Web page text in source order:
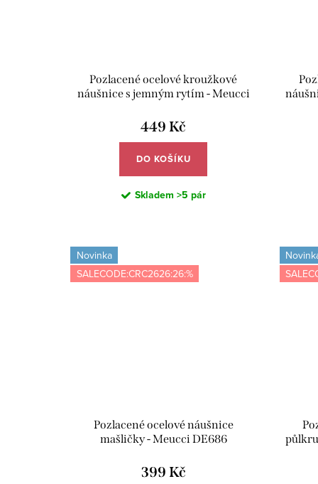
Pozlacené ocelové kroužkové
náušnice s jemným rytím - Meucci
449 Kč
DO KOŠÍKU
Skladem >5 pár
Novinka
SALECODE:CRC2626:26:%
Pozlacené ocelové náušnice
mašličky - Meucci DE686
399 Kč